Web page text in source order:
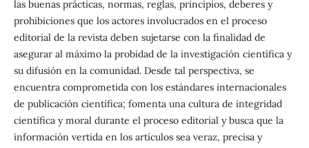
las buenas prácticas, normas, reglas, principios, deberes y
prohibiciones que los actores involucrados en el proceso
editorial de la revista deben sujetarse con la finalidad de
asegurar al máximo la probidad de la investigación científica y
su difusión en la comunidad. Desde tal perspectiva, se
encuentra comprometida con los estándares internacionales
de publicación científica; fomenta una cultura de integridad
científica y moral durante el proceso editorial y busca que la
información vertida en los artículos sea veraz, precisa y